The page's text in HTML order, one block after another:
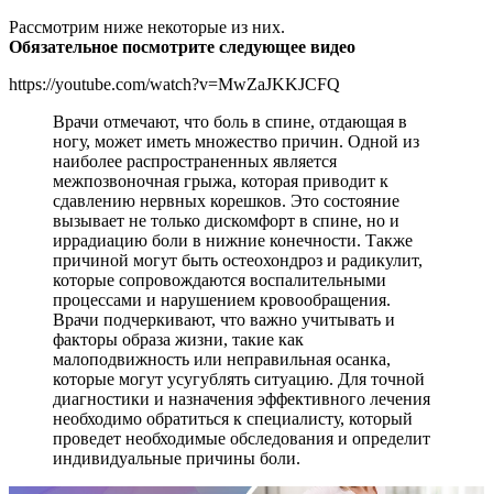
Рассмотрим ниже некоторые из них.
Обязательное посмотрите следующее видео
https://youtube.com/watch?v=MwZaJKKJCFQ
Врачи отмечают, что боль в спине, отдающая в
ногу, может иметь множество причин. Одной из
наиболее распространенных является
межпозвоночная грыжа, которая приводит к
сдавлению нервных корешков. Это состояние
вызывает не только дискомфорт в спине, но и
иррадиацию боли в нижние конечности. Также
причиной могут быть остеохондроз и радикулит,
которые сопровождаются воспалительными
процессами и нарушением кровообращения.
Врачи подчеркивают, что важно учитывать и
факторы образа жизни, такие как
малоподвижность или неправильная осанка,
которые могут усугублять ситуацию. Для точной
диагностики и назначения эффективного лечения
необходимо обратиться к специалисту, который
проведет необходимые обследования и определит
индивидуальные причины боли.